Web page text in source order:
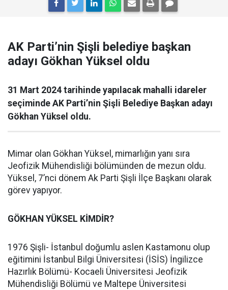
AK Parti’nin Şişli belediye başkan
adayı Gökhan Yüksel oldu
31 Mart 2024 tarihinde yapılacak mahalli idareler
seçiminde AK Parti’nin Şişli Belediye Başkan adayı
Gökhan Yüksel oldu.
Mimar olan Gökhan Yüksel, mimarlığın yanı sıra
Jeofizik Mühendisliği bölümünden de mezun oldu.
Yüksel, 7’nci dönem Ak Parti Şişli İlçe Başkanı olarak
görev yapıyor.
GÖKHAN YÜKSEL KİMDİR?
1976 Şişli- İstanbul doğumlu aslen Kastamonu olup
eğitimini İstanbul Bilgi Üniversitesi (İSİS) İngilizce
Hazırlık Bölümü- Kocaeli Üniversitesi Jeofizik
Mühendisliği Bölümü ve Maltepe Üniversitesi